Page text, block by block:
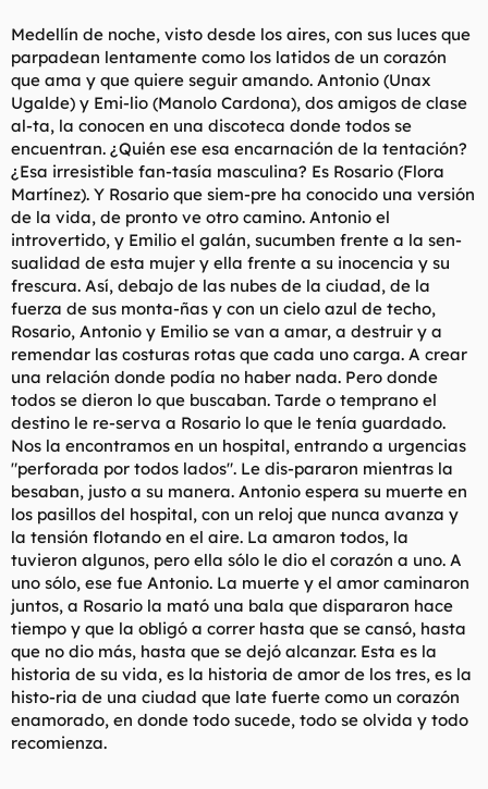
Medellín de noche, visto desde los aires, con sus luces que
parpadean lentamente como los latidos de un corazón
que ama y que quiere seguir amando. Antonio (Unax
Ugalde) y Emi-lio (Manolo Cardona), dos amigos de clase
al-ta, la conocen en una discoteca donde todos se
encuentran. ¿Quién ese esa encarnación de la tentación?
¿Esa irresistible fan-tasía masculina? Es Rosario (Flora
Martínez). Y Rosario que siem-pre ha conocido una versión
de la vida, de pronto ve otro camino. Antonio el
introvertido, y Emilio el galán, sucumben frente a la sen-
sualidad de esta mujer y ella frente a su inocencia y su
frescura. Así, debajo de las nubes de la ciudad, de la
fuerza de sus monta-ñas y con un cielo azul de techo,
Rosario, Antonio y Emilio se van a amar, a destruir y a
remendar las costuras rotas que cada uno carga. A crear
una relación donde podía no haber nada. Pero donde
todos se dieron lo que buscaban. Tarde o temprano el
destino le re-serva a Rosario lo que le tenía guardado.
Nos la encontramos en un hospital, entrando a urgencias
"perforada por todos lados". Le dis-pararon mientras la
besaban, justo a su manera. Antonio espera su muerte en
los pasillos del hospital, con un reloj que nunca avanza y
la tensión flotando en el aire. La amaron todos, la
tuvieron algunos, pero ella sólo le dio el corazón a uno. A
uno sólo, ese fue Antonio. La muerte y el amor caminaron
juntos, a Rosario la mató una bala que dispararon hace
tiempo y que la obligó a correr hasta que se cansó, hasta
que no dio más, hasta que se dejó alcanzar. Esta es la
historia de su vida, es la historia de amor de los tres, es la
histo-ria de una ciudad que late fuerte como un corazón
enamorado, en donde todo sucede, todo se olvida y todo
recomienza.